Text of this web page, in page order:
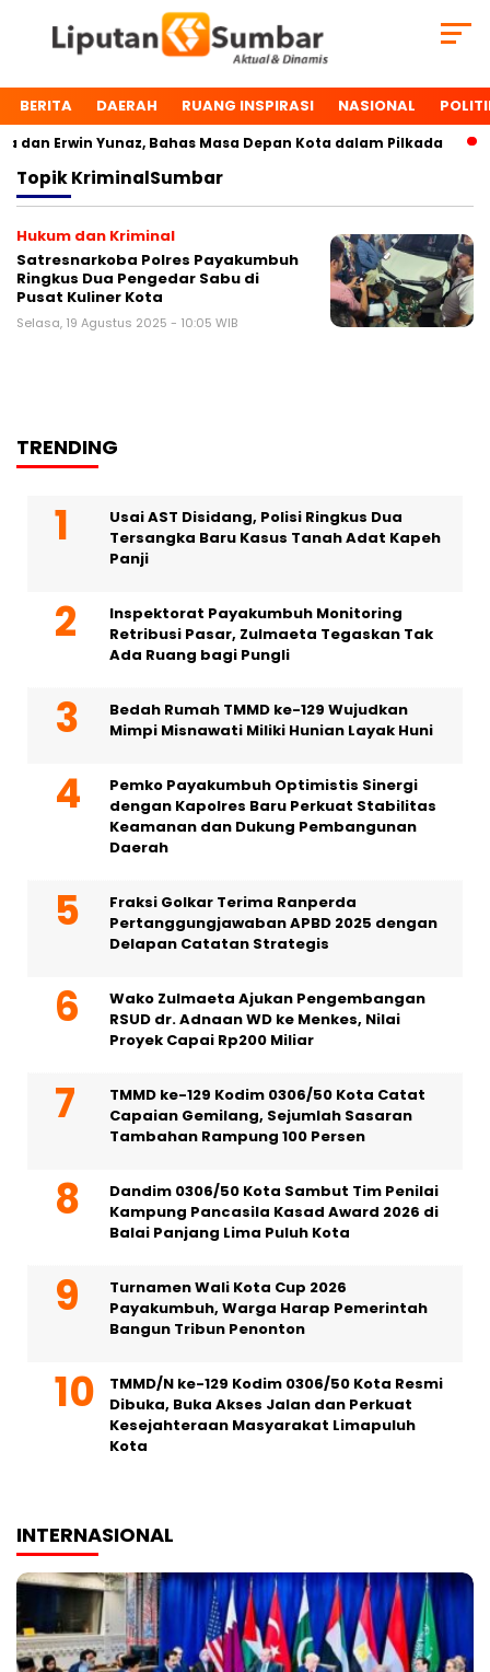
BERITA DAERAH RUANG INSPIRASI NASIONAL
Erwin Yunaz, Bahas Masa Depan Kota dalam Pilkada
TopikKriminalSumbar
Hukum dan Kriminal
Satresnarkoba Polres Payakumbuh
Ringkus Dua Pengedar Sabu di
Pusat Kuliner Kota
Selasa, 19 Agustus 2025 - 10:05 WIB
TRENDING
Usai AST Disidang, Polisi Ringkus Dua
Tersangka Baru Kasus Tanah Adat Kapeh
Panji
Inspektorat Payakumbuh Monitoring
Retribusi Pasar, Zulmaeta Tegaskan Tak
Ada Ruang bagi Pungli
Bedah Rumah TMMD ke-129 Wujudkan
Mimpi Misnawati Miliki Hunian Layak Huni
Pemko Payakumbuh Optimistis Sinergi
dengan Kapolres Baru Perkuat Stabilitas
Keamanan dan Dukung Pembangunan
Daerah
Fraksi Golkar Terima Ranperda
Pertanggungjawaban APBD 2025 dengan
Delapan Catatan Strategis
Wako Zulmaeta Ajukan Pengembangan
RSUD dr. Adnaan WD ke Menkes, Nilai
Proyek Capai Rp200 Miliar
TMMD ke-129 Kodim 0306/50 Kota Catat
Capaian Gemilang, Sejumlah Sasaran
Tambahan Rampung 100 Persen
Dandim 0306/50 Kota Sambut Tim Penilai
Kampung Pancasila Kasad Award 2026 di
Balai Panjang Lima Puluh Kota
Turnamen Wali Kota Cup 2026
Payakumbuh, Warga Harap Pemerintah
Bangun Tribun Penonton
TMMD/N ke-129 Kodim 0306/50 Kota Resmi
Dibuka, Buka Akses Jalan dan Perkuat
Kesejahteraan Masyarakat Limapuluh
Kota
INTERNASIONAL